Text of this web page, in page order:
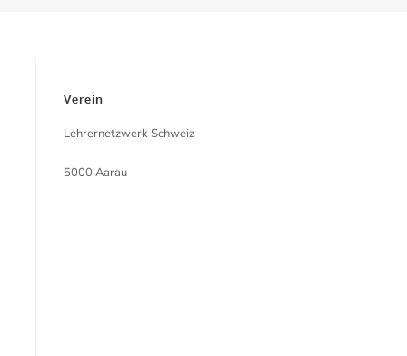
Verein
Lehrernetzwerk Schweiz
5000 Aarau